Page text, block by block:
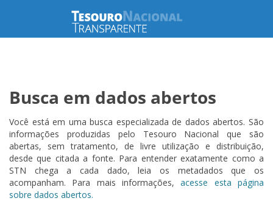
Busca em dados abertos
Você está em uma busca especializada de dados abertos. São
informações produzidas pelo Tesouro Nacional que são
abertas, sem tratamento, de livre utilização e distribuição,
desde que citada a fonte. Para entender exatamente como a
STN chega a cada dado, leia os metadados que os
acompanham. Para mais informações,acesse esta página
sobre dados abertos.